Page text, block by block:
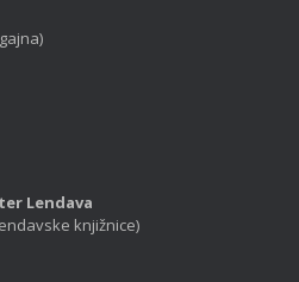
Lendava
knjižnice)